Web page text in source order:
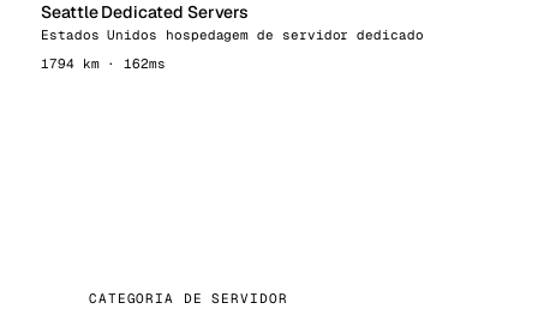
Seattle Dedicated Servers
Estados Unidos hospedagem de servidor dedicado
1794 km · 162ms
CATEGORIA DE SERVIDOR